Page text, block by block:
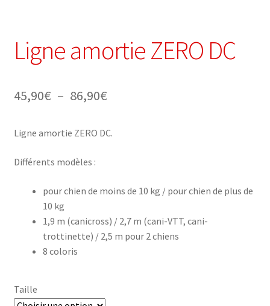
Ligne amortie ZERO DC
45,90€ – 86,90€Plage
prix :
Ligne amortie ZERO DC.
Différents modèles :
pour chien de moins de 10 kg / pour chien de plus de
10 kg
1,9 m (canicross) / 2,7 m (cani-VTT, cani-
trottinette) / 2,5 m pour 2 chiens
8 coloris
Taille